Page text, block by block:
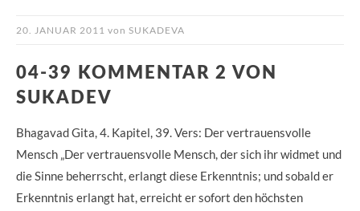
20. JANUAR 2011 von SUKADEVA
04-39 KOMMENTAR 2 VON
SUKADEV
Bhagavad Gita, 4. Kapitel, 39. Vers: Der vertrauensvolle
Mensch „Der vertrauensvolle Mensch, der sich ihr widmet und
die Sinne beherrscht, erlangt diese Erkenntnis; und sobald er
Erkenntnis erlangt hat, erreicht er sofort den höchsten